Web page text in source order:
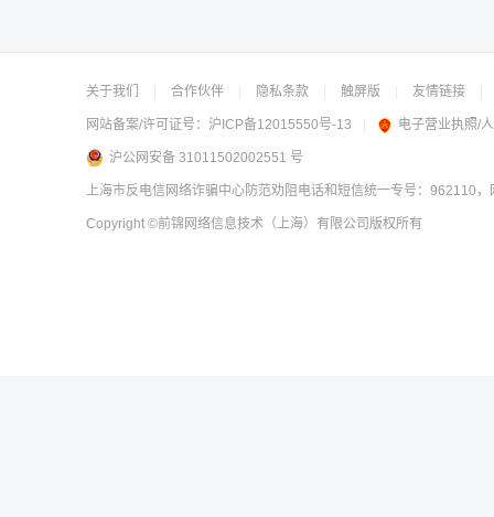
关于我们 合作伙伴 隐私条款 触屏版 友情链接
网站备案/许可证号： 沪ICP备12015550号-13 电子营业执照/
沪公网安备 31011502002551 号
上海市反电信网络诈骗中心防范劝阻电话和短信统一专号：962110
Copyright ©前锦网络信息技术（上海）有限公司 版权所有